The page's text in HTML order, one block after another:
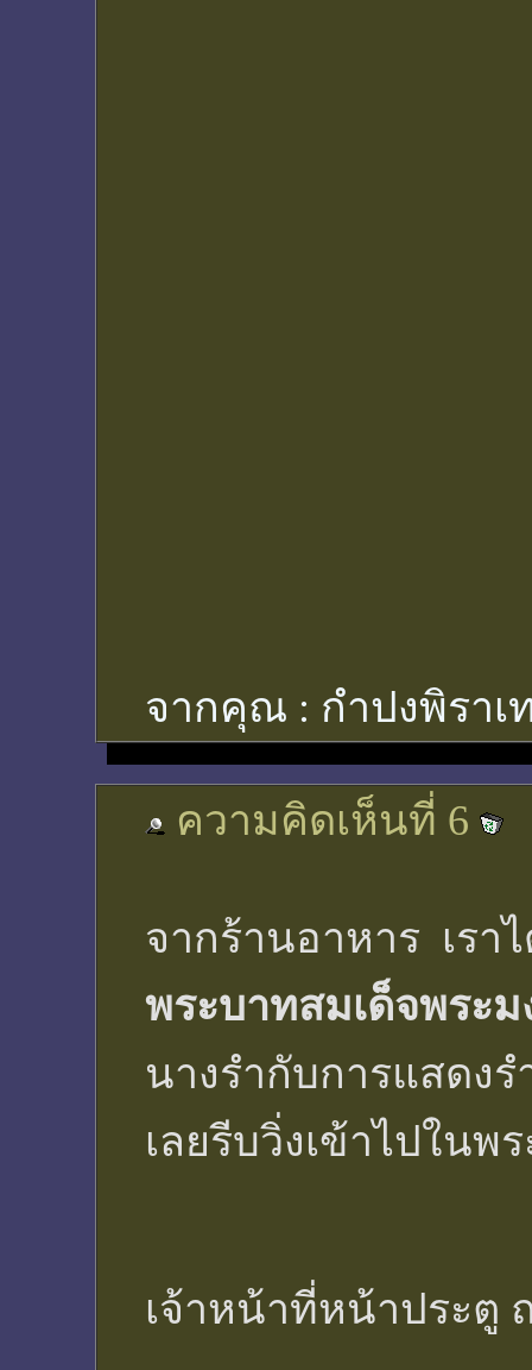
จากคุณ : กำปงพิราเ
ความคิดเห็นที่ 6
จากร้านอาหาร เร
พระบาทสมเด็จพระม
นางรำกับการแสดง
เลยรีบวิ่งเข้าไปในพ
เจ้าหน้าที่หน้าประตู